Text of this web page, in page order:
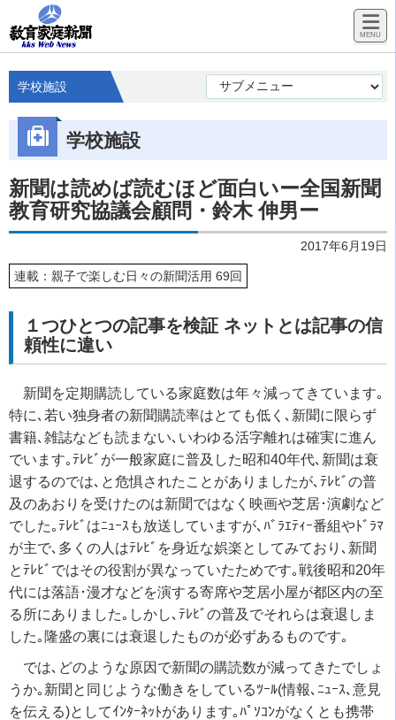
学校施設
学校施設
新聞は読めば読むほど面白いー全国新聞
教育研究協議会顧問・鈴木 伸男ー
2017年6月19日
連載：親子で楽しむ日々の新聞活用 69回
１つひとつの記事を検証 ネットとは記事の信
頼性に違い
新聞を定期購読している家庭数は年々減ってきています｡
特に､若い独身者の新聞購読率はとても低く､新聞に限らず
書籍､雑誌なども読まない､いわゆる活字離れは確実に進ん
でいます｡ﾃﾚﾋﾞが一般家庭に普及した昭和40年代､新聞は衰
退するのでは､と危惧されたことがありましたが､ﾃﾚﾋﾞの普
及のあおりを受けたのは新聞ではなく映画や芝居･演劇など
でした｡ﾃﾚﾋﾞはﾆｭｰｽも放送していますが､ﾊﾞﾗｴﾃｨｰ番組やﾄﾞﾗﾏ
が主で､多くの人はﾃﾚﾋﾞを身近な娯楽としてみており､新聞
とﾃﾚﾋﾞではその役割が異なっていたためです｡戦後昭和20年
代には落語･漫才などを演する寄席や芝居小屋が都区内の至
る所にありました｡しかし､ﾃﾚﾋﾞの普及でそれらは衰退しま
した｡隆盛の裏には衰退したものが必ずあるものです｡
では､どのような原因で新聞の購読数が減ってきたでしょ
うか｡新聞と同じような働きをしているﾂｰﾙ(情報､ﾆｭｰｽ､意見
を伝える)としてｲﾝﾀｰﾈｯﾄがあります｡ﾊﾟｿｺﾝがなくとも携帯